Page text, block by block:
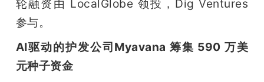
轮融资由 LocalGlobe 领投，Dig Ventures
参与。
AI驱动的护发公司Myavana 筹集 590 万美
元种子资金